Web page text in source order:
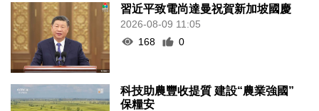
習近平致電尚達曼祝賀新加坡國慶
2026-08-09 11:05
168
0
科技助農豐收提質 建設“農業強國”
保糧安